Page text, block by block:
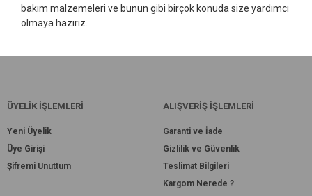
bakım malzemeleri ve bunun gibi birçok konuda size yardımcı
olmaya hazırız.
ÜYELİK İŞLEMLERİ
Yeni Üyelik
Üye Girişi
Şifremi Unuttum
ALIŞVERİŞ İŞLEMLERİ
Garanti ve İade
Gizlilik ve Güvenlik
Teslimat Bilgileri
Kargom Nerede ?